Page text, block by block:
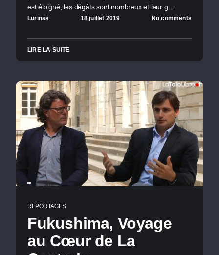
est éloigné, les dégâts sont nombreux et leur g…
Lurinas 18 juillet 2019 No comments
LIRE LA SUITE
REPORTAGES
Fukushima, Voyage
au Cœur de La